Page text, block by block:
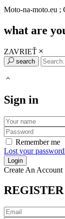
Moto-na-moto.eu ;
what are
ZAVRIEŤ
search
Sign in
Remember me
Lost your
Create An Account
REGISTER